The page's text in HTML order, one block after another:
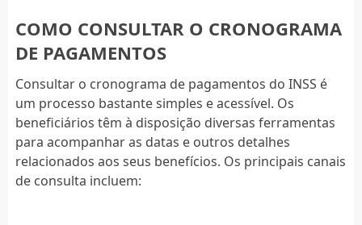
COMO CONSULTAR O CRONOGRAMA
DE PAGAMENTOS
Consultar o cronograma de pagamentos do INSS é
um processo bastante simples e acessível. Os
beneficiários têm à disposição diversas ferramentas
para acompanhar as datas e outros detalhes
relacionados aos seus benefícios. Os principais canais
de consulta incluem: